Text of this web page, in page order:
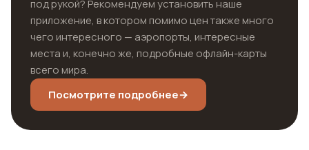
под рукой? Рекомендуем установить наше
приложение, в котором помимо цен также много
чего интересного — аэропорты, интересные
места и, конечно же, подробные офлайн-карты
всего мира.
Посмотрите подробнее→